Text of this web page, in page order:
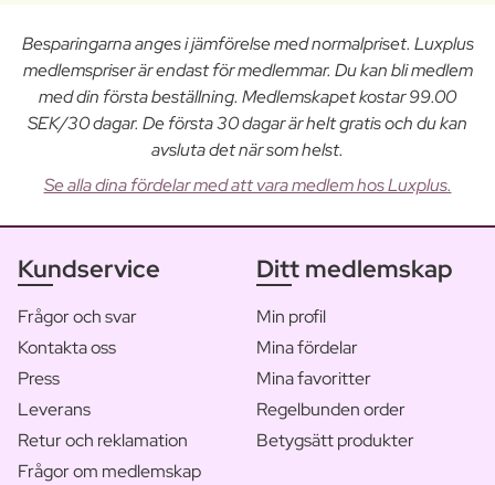
Besparingarna anges i jämförelse med normalpriset. Luxplus
medlemspriser är endast för medlemmar. Du kan bli medlem
med din första beställning. Medlemskapet kostar 99.00
SEK/30 dagar. De första 30 dagar är helt gratis och du kan
avsluta det när som helst.
Se alla dina fördelar med att vara medlem hos Luxplus.
Kundservice
Frågor och svar
Kontakta oss
Press
Leverans
Retur och reklamation
Frågor om medlemskap
Ditt medlemskap
Min profil
Mina fördelar
Mina favoritter
Regelbunden order
Betygsätt produkter